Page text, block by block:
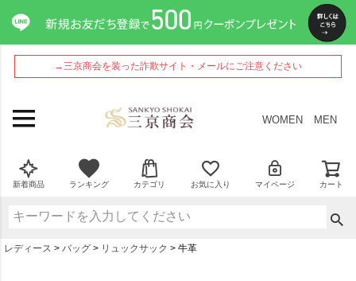
→三京商会を装った詐欺サイト・メールにご注意ください
WOMEN MEN
新着商品 ランキング カテゴリ お気に入り マイページ カート
レディース バッグ リュックサック 牛革